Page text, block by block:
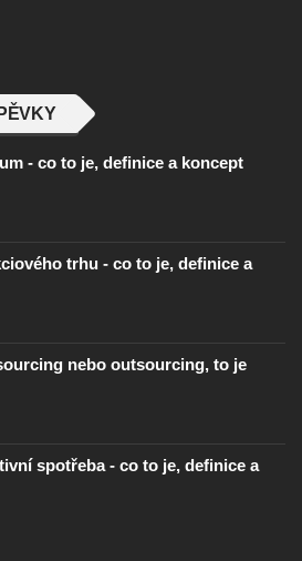
- co to je, definice a koncept
trhu - co to je, definice a
nebo outsourcing, to je
spotřeba - co to je, definice a